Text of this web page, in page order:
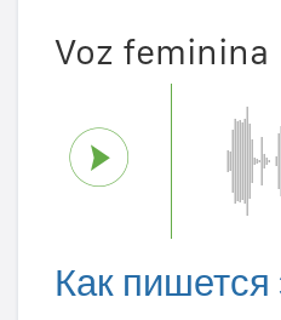
Voz feminina
Как пишется